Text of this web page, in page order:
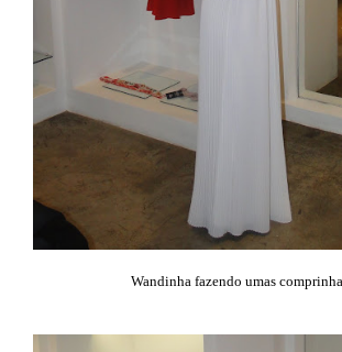
Wandinha fazendo umas